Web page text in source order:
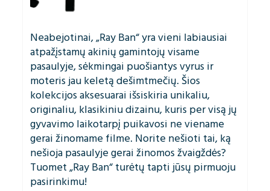
Neabejotinai, „Ray Ban“ yra vieni labiausiai
atpažįstamų akinių gamintojų visame
pasaulyje, sėkmingai puošiantys vyrus ir
moteris jau keletą dešimtmečių. Šios
kolekcijos aksesuarai išsiskiria unikaliu,
originaliu, klasikiniu dizainu, kuris per visą jų
gyvavimo laikotarpį puikavosi ne viename
gerai žinomame filme. Norite nešioti tai, ką
nešioja pasaulyje gerai žinomos žvaigždės?
Tuomet „Ray Ban“ turėtų tapti jūsų pirmuoju
pasirinkimu!